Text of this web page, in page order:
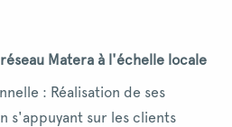
Matera à l'échelle locale
: Réalisation de ses
s'appuyant sur les clients